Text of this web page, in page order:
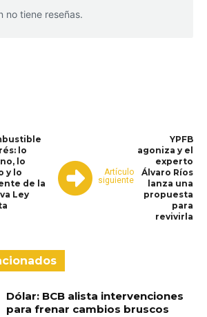
no tiene reseñas.
lo
lo
y lo
de la
Ley
Artículo
siguiente
YPFB
agoniza y el
experto
Álvaro Ríos
lanza una
propuesta
para
revivirla
Dólar: BCB alista intervenciones
para frenar cambios bruscos